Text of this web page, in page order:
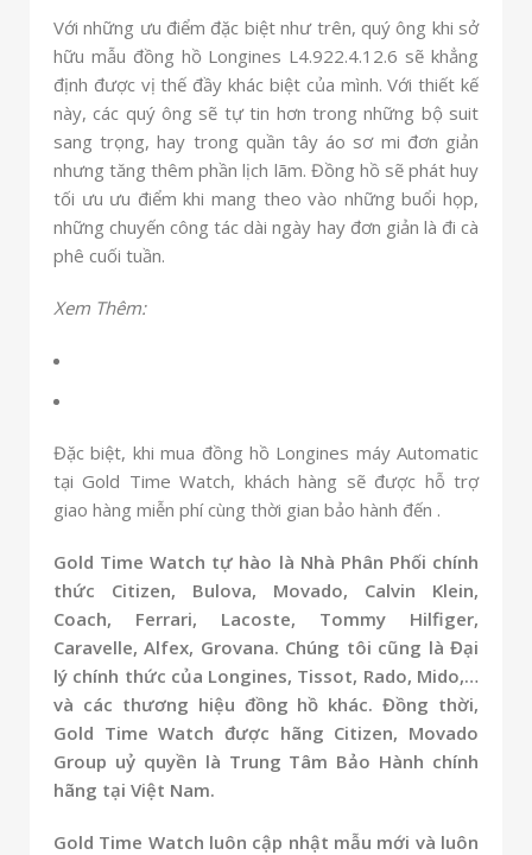
Với những ưu điểm đặc biệt như trên, quý ông khi sở
hữu mẫu đồng hồ Longines L4.922.4.12.6 sẽ khẳng
định được vị thế đầy khác biệt của mình. Với thiết kế
này, các quý ông sẽ tự tin hơn trong những bộ suit
sang trọng, hay trong quần tây áo sơ mi đơn giản
nhưng tăng thêm phần lịch lãm. Đồng hồ sẽ phát huy
tối ưu ưu điểm khi mang theo vào những buổi họp,
những chuyến công tác dài ngày hay đơn giản là đi cà
phê cuối tuần.
Xem Thêm:
Đặc biệt, khi mua đồng hồ Longines máy Automatic
tại Gold Time Watch, khách hàng sẽ được hỗ trợ
giao hàng miễn phí cùng thời gian bảo hành đến .
Gold Time Watch tự hào là Nhà Phân Phối chính
thức Citizen, Bulova, Movado, Calvin Klein,
Coach, Ferrari, Lacoste, Tommy Hilfiger,
Caravelle, Alfex, Grovana. Chúng tôi cũng là Đại
lý chính thức của Longines, Tissot, Rado, Mido,…
và các thương hiệu đồng hồ khác. Đồng thời,
Gold Time Watch được hãng Citizen, Movado
Group uỷ quyền là Trung Tâm Bảo Hành chính
hãng tại Việt Nam.
Gold Time Watch luôn cập nhật mẫu mới và luôn